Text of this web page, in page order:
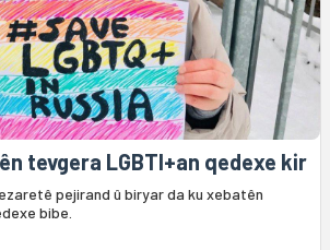
tevgera LGBTI+an qedexe kir
pejirand û biryar da ku xebatên
bibe.